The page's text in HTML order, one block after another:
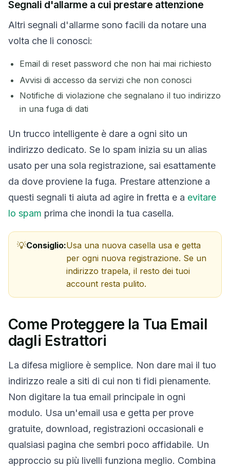
Segnali d'allarme a cui prestare attenzione
Altri segnali d'allarme sono facili da notare una
volta che li conosci:
Email di reset password che non hai mai richiesto
Avvisi di accesso da servizi che non conosci
Notifiche di violazione che segnalano il tuo indirizzo
in una fuga di dati
Un trucco intelligente è dare a ogni sito un
indirizzo dedicato. Se lo spam inizia su un alias
usato per una sola registrazione, sai esattamente
da dove proviene la fuga. Prestare attenzione a
questi segnali ti aiuta ad agire in fretta e a evitare
lo spam prima che inondi la tua casella.
Consiglio:Usa una nuova casella usa e getta
per ogni nuova registrazione. Se un
indirizzo trapela, il resto dei tuoi
account resta pulito.
Come Proteggere la Tua Email
dagli Estrattori
La difesa migliore è semplice. Non dare mai il tuo
indirizzo reale a siti di cui non ti fidi pienamente.
Non digitare la tua email principale in ogni
modulo. Usa un'email usa e getta per prove
gratuite, download, registrazioni occasionali e
qualsiasi pagina che sembri poco affidabile. Un
approccio su più livelli funziona meglio. Combina